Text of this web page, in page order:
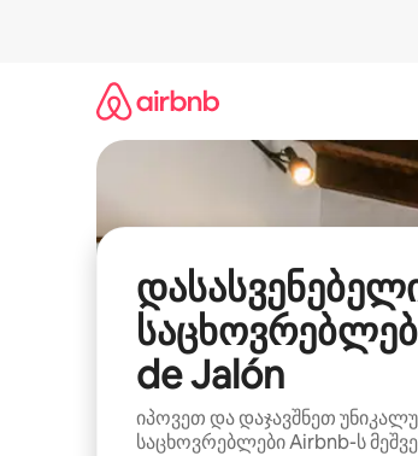
de Jalón
იპოვეთ და დაჯავშნეთ
საცხოვრებლები Airbnb-ს